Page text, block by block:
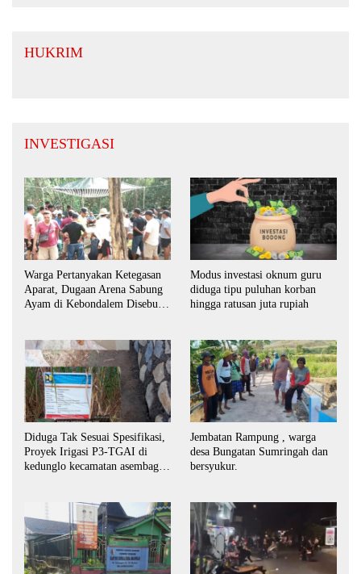
HUKRIM
INVESTIGASI
Warga Pertanyakan Ketegasan
Aparat, Dugaan Arena Sabung
Ayam di Kebondalem Disebut
Modus investasi oknum guru
diduga tipu puluhan korban
hingga ratusan juta rupiah
Diduga Tak Sesuai Spesifikasi,
Proyek Irigasi P3-TGAI di
kedunglo kecamatan asembagus
Jembatan Rampung , warga
desa Bungatan Sumringah dan
bersyukur.